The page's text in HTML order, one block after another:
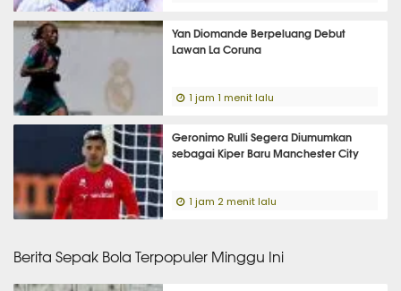
Yan Diomande Berpeluang Debut
Lawan La Coruna
1 jam 1 menit lalu
Geronimo Rulli Segera Diumumkan
sebagai Kiper Baru Manchester City
1 jam 2 menit lalu
Berita Sepak Bola Terpopuler Minggu Ini